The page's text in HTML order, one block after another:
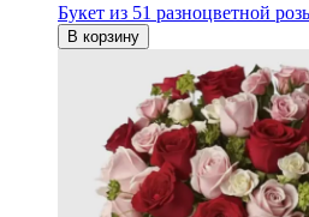
Букет из 51 разноцветной
В корзину